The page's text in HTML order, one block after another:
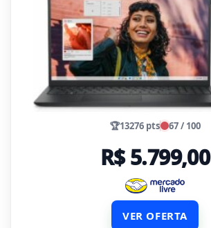
🏆13276 pts 67 / 100
R$ 5.799,00
VER OFERTA